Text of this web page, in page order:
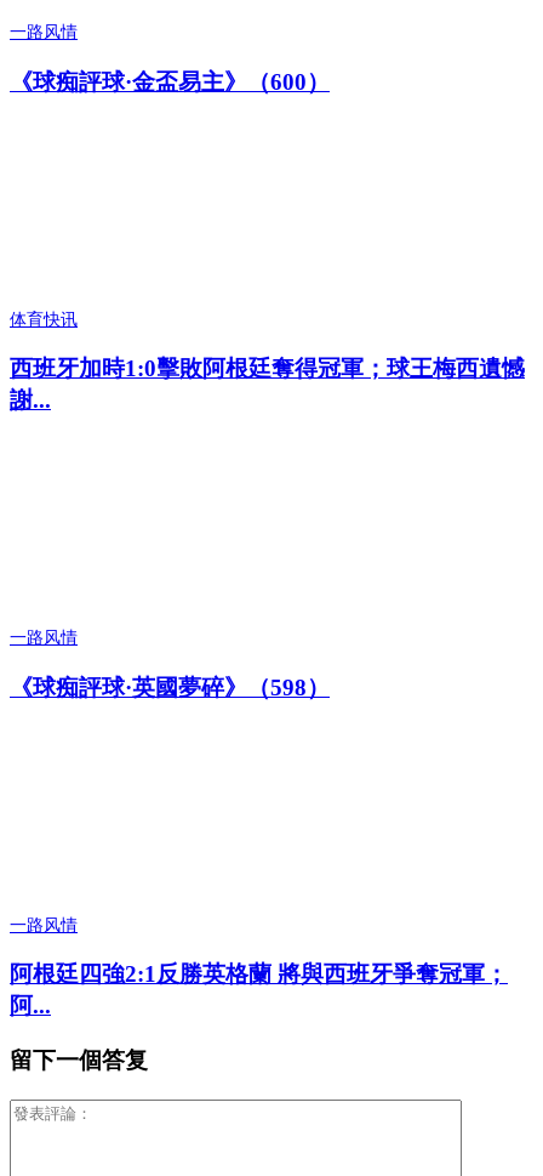
一路风情
《球痴評球·金盃易主》（600）
体育快讯
西班牙加時1:0擊敗阿根廷奪得冠軍；球王梅西遺憾
謝...
一路风情
《球痴評球·英國夢碎》（598）
一路风情
阿根廷四強2:1反勝英格蘭 將與西班牙爭奪冠軍；
阿...
留下一個答复